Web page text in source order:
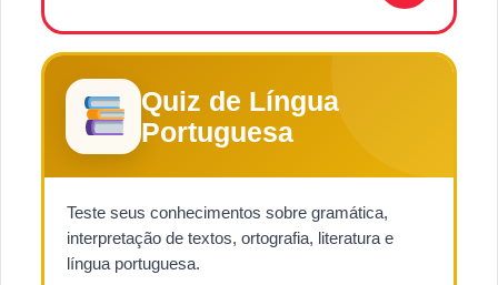
Quiz de Língua
Portuguesa
Teste seus conhecimentos sobre gramática,
interpretação de textos, ortografia, literatura e
língua portuguesa.